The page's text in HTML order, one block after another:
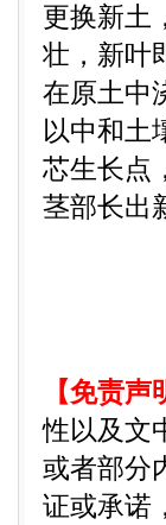
更换新土
壮，新叶
在原土中
以中和土
芯生长点
茎部长出
【免责声
性以及文
或者部分
证或承诺